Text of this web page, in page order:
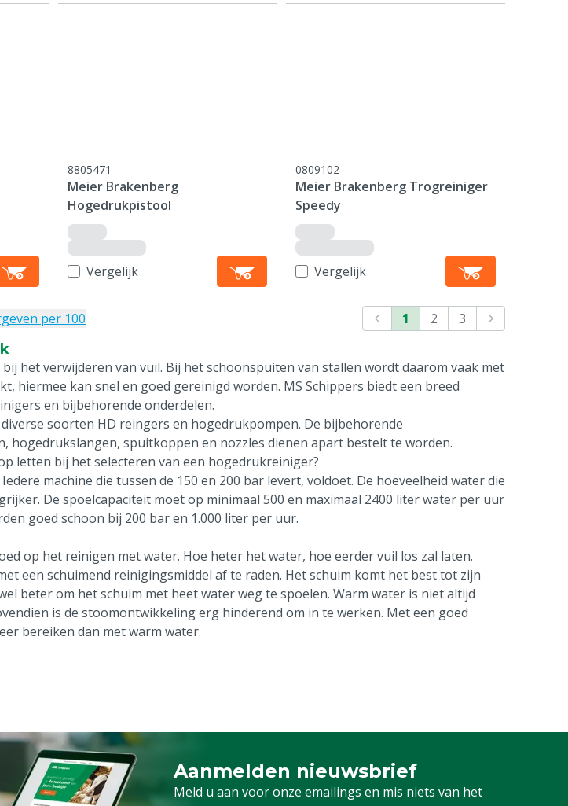
8805471
Meier Brakenberg
Hogedrukpistool
Vergelijk
0809102
Meier Brakenberg Trogreiniger
Speedy
Vergelijk
per 100 1 2
3
het verwijderen van vuil. Bij het schoonspuiten van stallen wordt daarom vaak met
hiermee kan snel en goed gereinigd worden. MS Schippers biedt een breed
en bijbehorende onderdelen.
soorten HD reingers en hogedrukpompen. De bijbehorende
hogedrukslangen, spuitkoppen en nozzles dienen apart bestelt te worden.
letten bij het selecteren van een hogedrukreiniger?
machine die tussen de 150 en 200 bar levert, voldoet. De hoeveelheid water die
De spoelcapaciteit moet op minimaal 500 en maximaal 2400 liter water per uur
goed schoon bij 200 bar en 1.000 liter per uur.
op het reinigen met water. Hoe heter het water, hoe eerder vuil los zal laten.
een schuimend reinigingsmiddel af te raden. Het schuim komt het best tot zijn
beter om het schuim met heet water weg te spoelen. Warm water is niet altijd
is de stoomontwikkeling erg hinderend om in te werken. Met een goed
bereiken dan met warm water.
Aanmelden nieuwsbrief
Meld u aan voor onze emailings en mis niets van het
Meld u aan voor onze nieuwsbrief